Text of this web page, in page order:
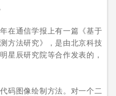
在通信学报上有一篇《基于
方法研究》，是由北京科技
星辰研究院等合作发表的，
码图像绘制方法。对一个二